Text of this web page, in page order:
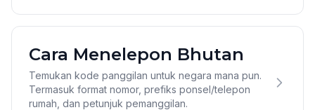
Cara Menelepon Bhutan
Temukan kode panggilan untuk negara mana pun.
Termasuk format nomor, prefiks ponsel/telepon
rumah, dan petunjuk pemanggilan.